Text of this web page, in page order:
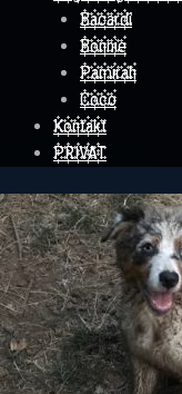
Bacardi
Bonnie
Pamirah
Coco
Kontakt
PRIVAT